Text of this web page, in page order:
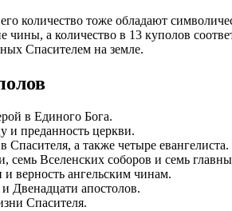
количество тоже обладают
чины, а количество в 13 куполов
Спасителем на земле.
в Единого Бога.
преданность церкви.
а также четыре евангелиста.
Вселенских соборов и семь
верность ангельским чинам.
Двенадцати апостолов.
Спасителя.